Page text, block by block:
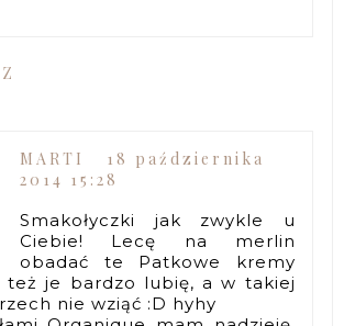
MARTI
18 października
2014 15:28
Smakołyczki jak zwykle u
Ciebie! Lecę na merlin
obadać te Patkowe kremy
też je bardzo lubię, a w takiej
nie wziąć :D hyhy